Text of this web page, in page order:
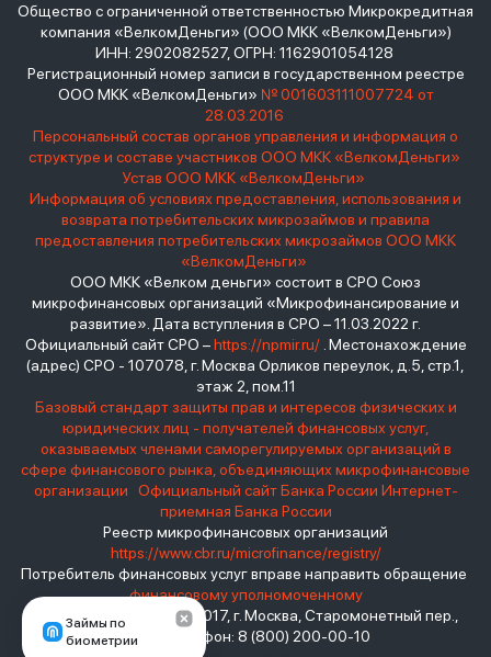
Займы по
биометрии
Общество с ограниченной ответственностью Микрокредитная
компания «ВелкомДеньги» (ООО МКК «ВелкомДеньги»)
ИНН: 2902082527, ОГРН: 1162901054128
Регистрационный номер записи в государственном реестре
ООО МКК «ВелкомДеньги» № 001603111007724 от
28.03.2016
Персональный состав органов управления и информация о
структуре и составе участников ООО МКК «ВелкомДеньги»
Устав ООО МКК «ВелкомДеньги»
Информация об условиях предоставления, использования и
возврата потребительских микрозаймов и правила
предоставления потребительских микрозаймов ООО МКК
«ВелкомДеньги»
ООО МКК «Велком деньги» состоит в СРО Союз
микрофинансовых организаций «Микрофинансирование и
развитие». Дата вступления в СРО – 11.03.2022 г.
Официальный сайт СРО –https://npmir.ru/. Местонахождение
(адрес) СРО - 107078, г. Москва Орликов переулок, д.5, стр.1,
этаж 2, пом.11
Базовый стандарт защиты прав и интересов физических и
юридических лиц - получателей финансовых услуг,
оказываемых членами саморегулируемых организаций в
сфере финансового рынка, объединяющих микрофинансовые
организации
Официальный сайт Банка России Интернет-
приемная Банка России
Реестр микрофинансовых организаций
https://www.cbr.ru/microfinance/registry/
Потребитель финансовых услуг вправе направить обращение
финансовому уполномоченному
Место нахождения: 119017, г. Москва, Старомонетный пер.,
дом 3 Телефон: 8 (800) 200-00-10